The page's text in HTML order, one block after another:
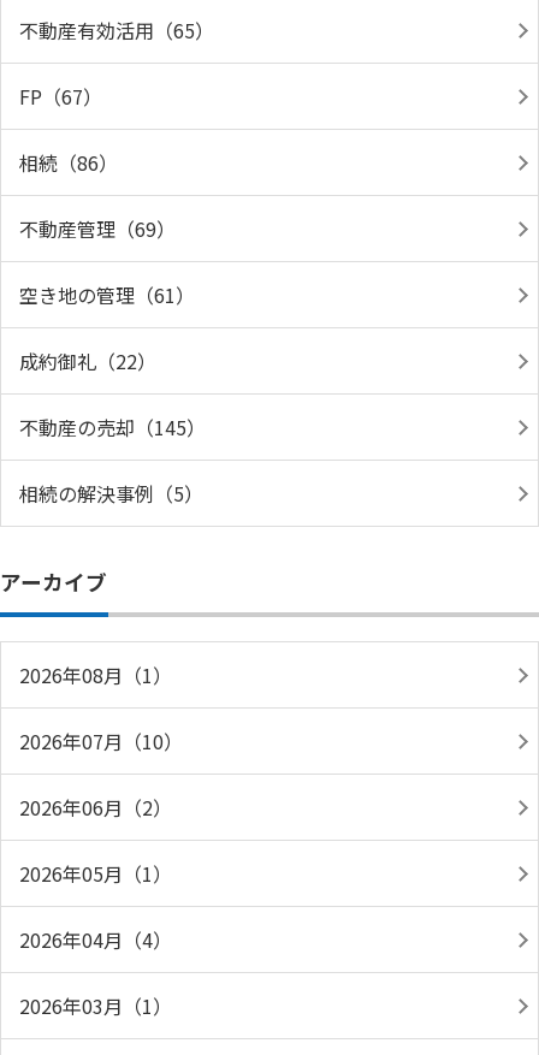
不動産有効活用（65）
FP（67）
相続（86）
不動産管理（69）
空き地の管理（61）
成約御礼（22）
不動産の売却（145）
相続の解決事例（5）
アーカイブ
2026年08月（1）
2026年07月（10）
2026年06月（2）
2026年05月（1）
2026年04月（4）
2026年03月（1）